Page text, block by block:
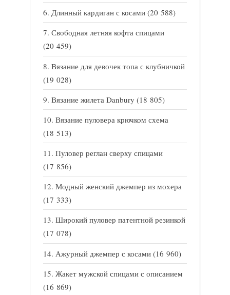
Длинный кардиган с косами (20 588)
Свободная летняя кофта спицами
(20 459)
Вязание для девочек топа с клубничкой
(19 028)
Вязание жилета Danbury (18 805)
Вязание пуловера крючком схема
(18 513)
Пуловер реглан сверху спицами
(17 856)
Модный женский джемпер из мохера
(17 333)
Широкий пуловер патентной резинкой
(17 078)
Ажурный джемпер с косами (16 960)
Жакет мужской спицами с описанием
(16 869)